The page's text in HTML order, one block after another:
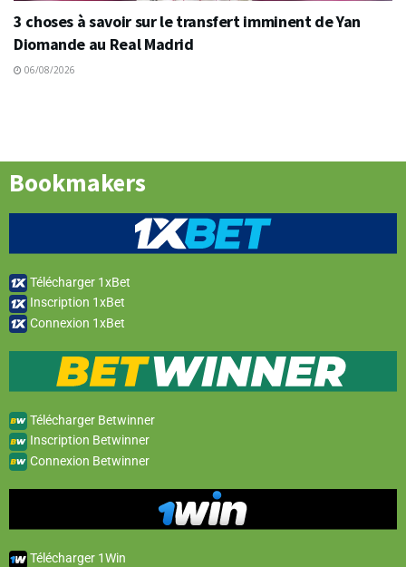
3 choses à savoir sur le transfert imminent de Yan
Diomande au Real Madrid
06/08/2026
Bookmakers
Télécharger 1xBet
Inscription 1xBet
Connexion 1xBet
Télécharger Betwinner
Inscription Betwinner
Connexion Betwinner
Télécharger 1Win